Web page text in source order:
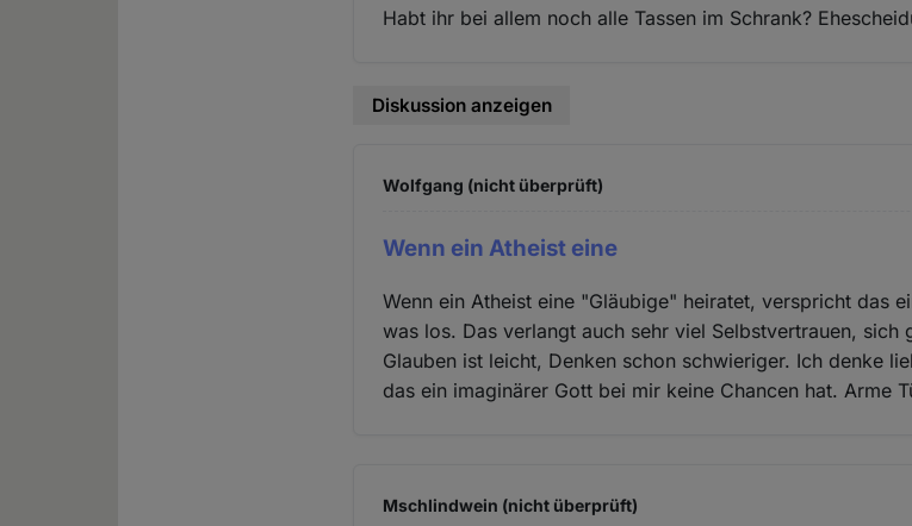
Habt ihr bei allem noch alle Tassen im Schrank?
Diskussion anzeigen
Wolfgang (nicht überprüft)
Wenn ein Atheist eine
Wenn ein Atheist eine "Gläubige" heiratet, verspricht das
was los. Das verlangt auch sehr viel Selbstvertrauen, sich
Glauben ist leicht, Denken schon schwieriger. Ich denke
das ein imaginärer Gott bei mir keine Chancen hat. Arme
Mschlindwein (nicht überprüft)